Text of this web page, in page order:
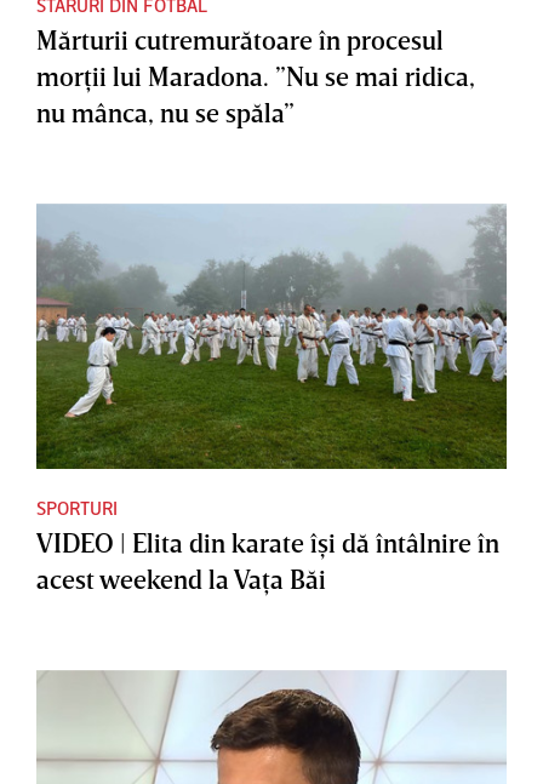
Mărturii cutremurătoare în procesul
morţii lui Maradona. ”Nu se mai ridica,
nu mânca, nu se spăla”
SPORTURI
VIDEO | Elita din karate îşi dă întâlnire în
acest weekend la Vaţa Băi